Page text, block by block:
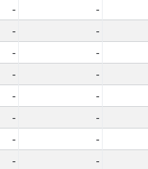
- -
- -
- -
- -
- -
- -
- -
- -